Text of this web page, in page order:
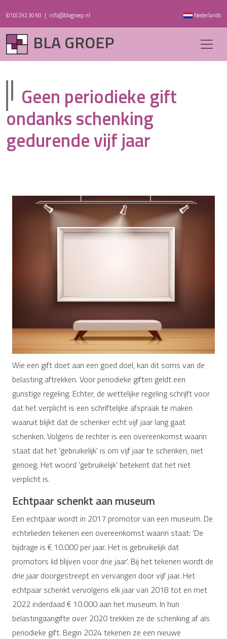
(010) 292 30 60 | info@blagroep.nl Nederlands
BLA GROEP
Geen periodieke gift
ondanks schenking
gedurende vijf jaar
Wie een gift doet aan een goed doel, kan dit soms van de
belasting aftrekken. Voor periodieke giften geldt een
gunstige regeling. Echter, de wettelijke regeling schrijft voor
dat het verplicht is een schriftelijke afspraak te maken
waaruit blijkt dat de schenker echt vijf jaar lang gaat
schenken. Volgens de rechter is een overeenkomst waarin
staat dat het 'gebruikelijk' is om vijf jaar te schenken, niet
genoeg. Het woord 'gebruikelijk' betekent dat het niet
verplicht is.
Echtpaar schenkt aan museum
Een echtpaar wordt in 2017 promotor van een museum. De
echtelieden tekenen een overeenkomst waarin staat: 'De
bijdrage is € 10.000 per jaar. Het is gebruikelijk dat
promotors lid blijven voor drie jaar'. Bij het tekenen wordt de
drie jaar doorgestreept en vervangen door vijf jaar. Het
echtpaar schenkt vervolgens elk jaar van 2018 tot en met
2022 inderdaad € 10.000 aan het museum. In hun
belastingaangifte over 2020 trekken ze de schenking af als
periodieke gift. Begin 2024 tekenen ze een nieuwe